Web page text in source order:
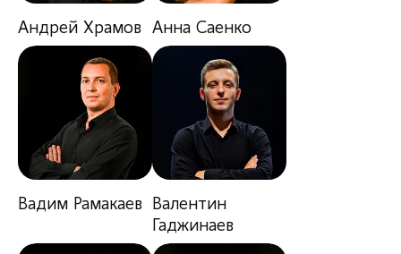
Андрей Храмов Анна Саенко
Вадим Рамакаев
Валентин
Гаджинаев